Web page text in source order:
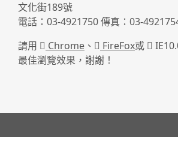
文化街189號
電話：03-4921750 傳真：03-
請用
Chrome 、 FireFox或
最佳瀏覽效果，謝謝！